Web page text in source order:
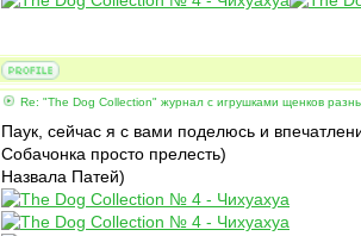
Re: "The Dog Collection" журнал с игрушками щенков
Паук, сейчас я с вами поделюсь и
Собачонка просто прелесть)
Назвала Патей)